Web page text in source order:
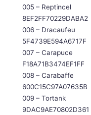
005 – Reptincel
8EF2FF70229DABA2
006 – Dracaufeu
5F4739E594A6717F
007 – Carapuce
F18A71B3474EF1FF
008 – Carabaffe
600C15C97A07635B
009 – Tortank
9DAC9AE70802D361